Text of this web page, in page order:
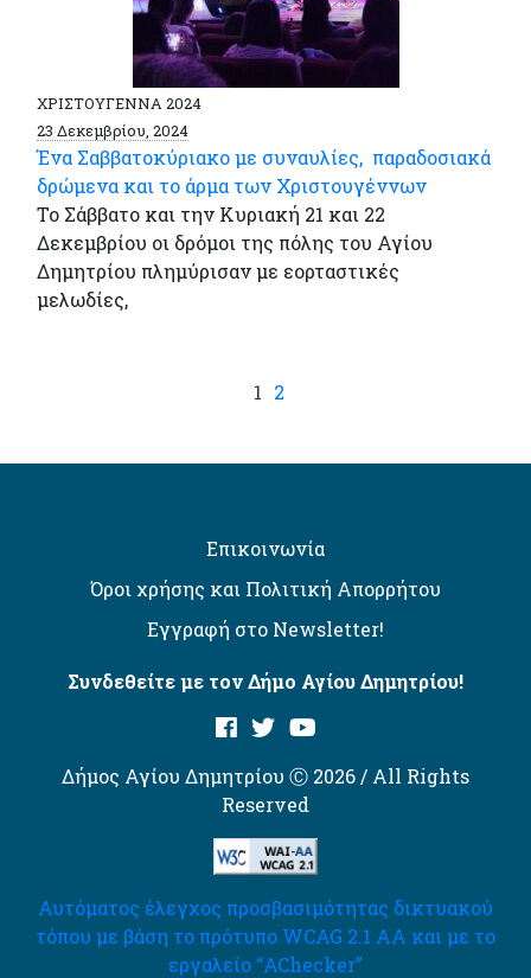
ΧΡΙΣΤΟΥΓΕΝΝΑ 2024
23 Δεκεμβρίου, 2024
Ένα Σαββατοκύριακο με συναυλίες, παραδοσιακά
δρώμενα και το άρμα των Χριστουγέννων
Το Σάββατο και την Κυριακή 21 και 22
Δεκεμβρίου οι δρόμοι της πόλης του Αγίου
Δημητρίου πλημύρισαν με εορταστικές
μελωδίες,
1 2
Επικοινωνία
Όροι χρήσης και Πολιτική Απορρήτου
Εγγραφή στο Newsletter!
Συνδεθείτε με τον Δήμο Αγίου Δημητρίου!
Δήμος Αγίου Δημητρίου Ⓒ 2026 / All Rights
Reserved
Αυτόματος έλεγχος προσβασιμότητας δικτυακού
τόπου με βάση το πρότυπο WCAG 2.1 AA και με το
εργαλείο “AChecker”